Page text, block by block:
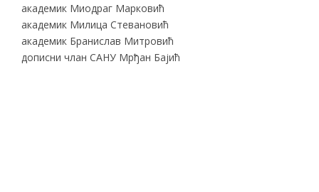
академик Миодраг Марковић
академик Милица Стевановић
академик Бранислав Митровић
дописни члан САНУ Мрђан Бајић